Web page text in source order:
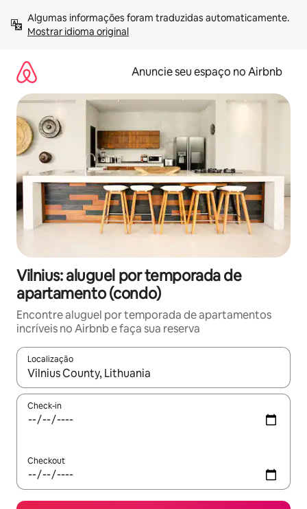
para
Mostrar idioma original
Anuncie seu espaço no Airbnb
Vilnius: aluguel por temporada de
apartamento (condo)
Encontre aluguel por temporada de apartamentos
incríveis no Airbnb e faça sua reserva
Localização
Quando os resultados estiverem disponíveis, explore-os
Check-in
Checkout